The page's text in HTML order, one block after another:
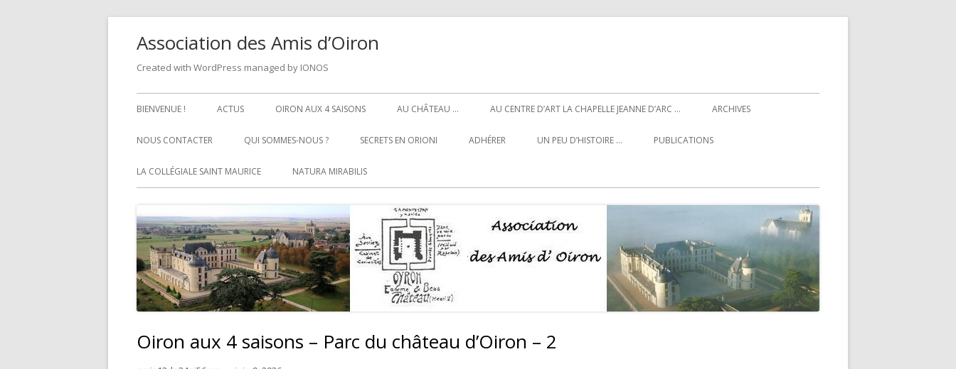
Association des Amis d’Oiron
Created with WordPress managed by IONOS
Primary
Menu
BIENVENUE ! ACTUS OIRON AUX 4 SAISONS AU CHÂTEAU … AU CENTRE D’ART LA CHAPELLE JEANNE D’ARC … ARCHIVES
NOUS CONTACTER QUI SOMMES-NOUS ? SECRETS EN ORIONI ADHÉRER UN PEU D’HISTOIRE … PUBLICATIONS
LA COLLÉGIALE SAINT MAURICE NATURA MIRABILIS
Oiron aux 4 saisons – Parc du château d’Oiron – 2